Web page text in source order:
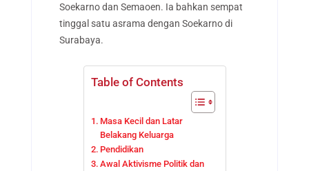
Soekarno dan Semaoen. Ia bahkan sempat
tinggal satu asrama dengan Soekarno di
Surabaya.
Table of Contents
Masa Kecil dan Latar
Belakang Keluarga
Pendidikan
Awal Aktivisme Politik dan